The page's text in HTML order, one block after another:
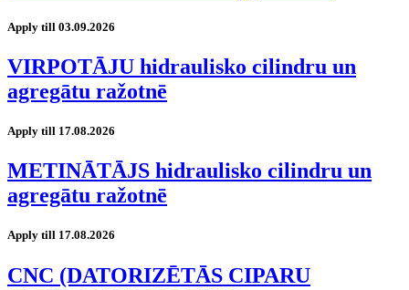
Apply till 03.09.2026
VIRPOTĀJU hidraulisko cilindru un
agregātu ražotnē
Apply till 17.08.2026
METINĀTĀJS hidraulisko cilindru un
agregātu ražotnē
Apply till 17.08.2026
CNC (DATORIZĒTĀS CIPARU